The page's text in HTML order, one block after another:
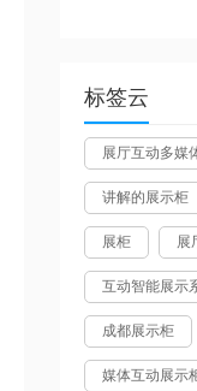
标签云
展厅互动多媒
讲解的展示柜
展柜 展
互动智能展示
成都展示柜
媒体互动展示